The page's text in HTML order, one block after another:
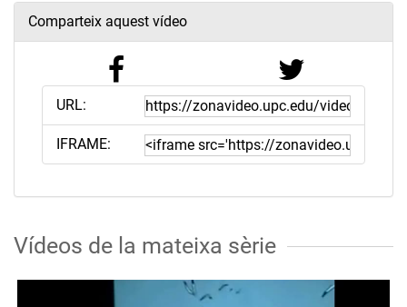
Comparteix aquest vídeo
URL:
IFRAME:
Vídeos de la mateixa sèrie